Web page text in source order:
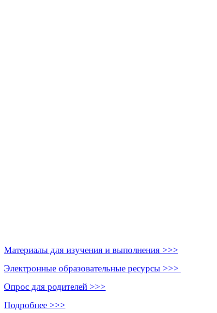
Материалы для изучения и выполнения >>>
Электронные образовательные ресурсы >>>
Опрос для родителей >>>
Подробнее >>>